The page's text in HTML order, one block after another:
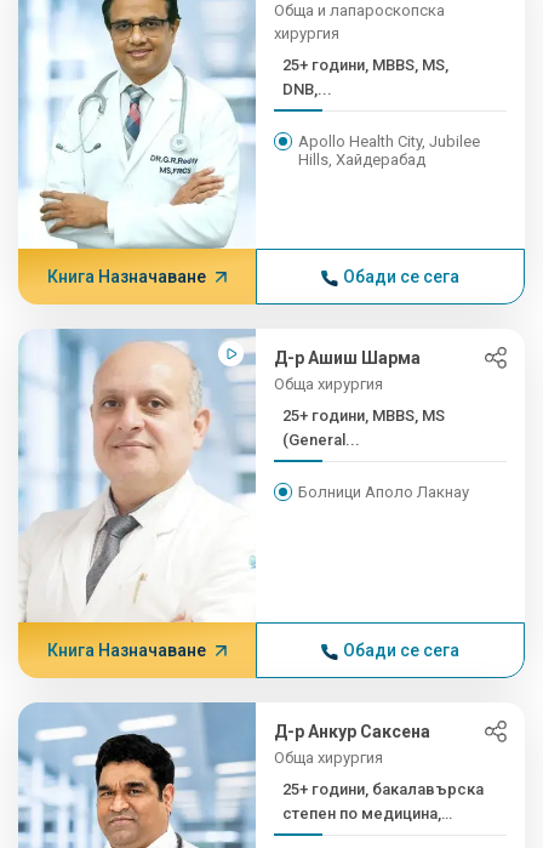
Обща и лапароскопска
хирургия
25+ години, MBBS, MS,
DNB,...
Apollo Health City, Jubilee
Hills, Хайдерабад
Книга Назначаване Обади се сега
Д-р Ашиш Шарма
Обща хирургия
25+ години, MBBS, MS
(General...
Болници Аполо Лакнау
Книга Назначаване Обади се сега
Д-р Анкур Саксена
Обща хирургия
25+ години, бакалавърска
степен по медицина,
магистърска степен...